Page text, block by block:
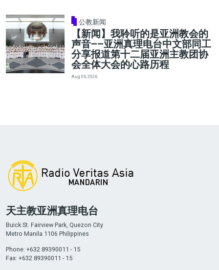
公教新闻
【新闻】我聆听的是亚洲教会的
声音——亚洲真理电台中文部同工
分享报道第十二届亚洲主教团协
会全体大会的心路历程
Aug 06, 2026
天主教亚洲真理电台
Buick St. Fairview Park, Quezon City
Metro Manila 1106 Philippines
Phone: +632 89390011 - 15
Fax: +632 89390011 - 15